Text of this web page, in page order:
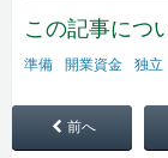
この記事につ
準備 開業資金 独立
前へ